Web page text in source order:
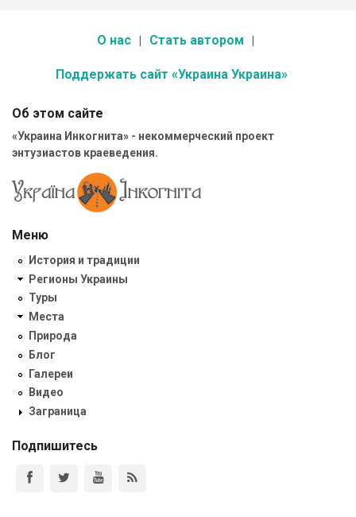
О нас Стать автором
Поддержать сайт «Украина Украина»
Об этом сайте
«Украина Инкогнита» - некоммерческий проект
энтузиастов краеведения.
Меню
История и традиции
Регионы Украины
Туры
Места
Природа
Блог
Галереи
Видео
Заграница
Подпишитесь